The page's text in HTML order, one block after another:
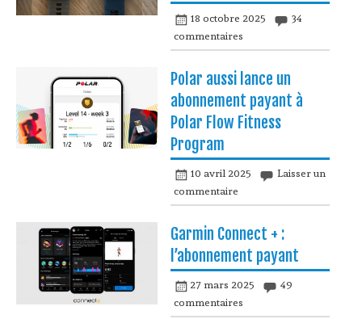
18 octobre 2025
34
commentaires
Polar aussi lance un
abonnement payant à
Polar Flow Fitness
Program
10 avril 2025
Laisser un
commentaire
Garmin Connect + :
l’abonnement payant
27 mars 2025
49
commentaires